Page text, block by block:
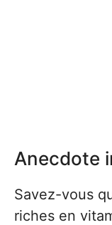
Anecdote
Savez-vous
riches en